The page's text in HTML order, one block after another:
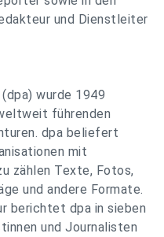
und Dienstleiter
wurde 1949
führenden
dpa beliefert
mit
zählen Texte, Fotos,
und andere Formate.
berichtet dpa in sieben
und Journalisten